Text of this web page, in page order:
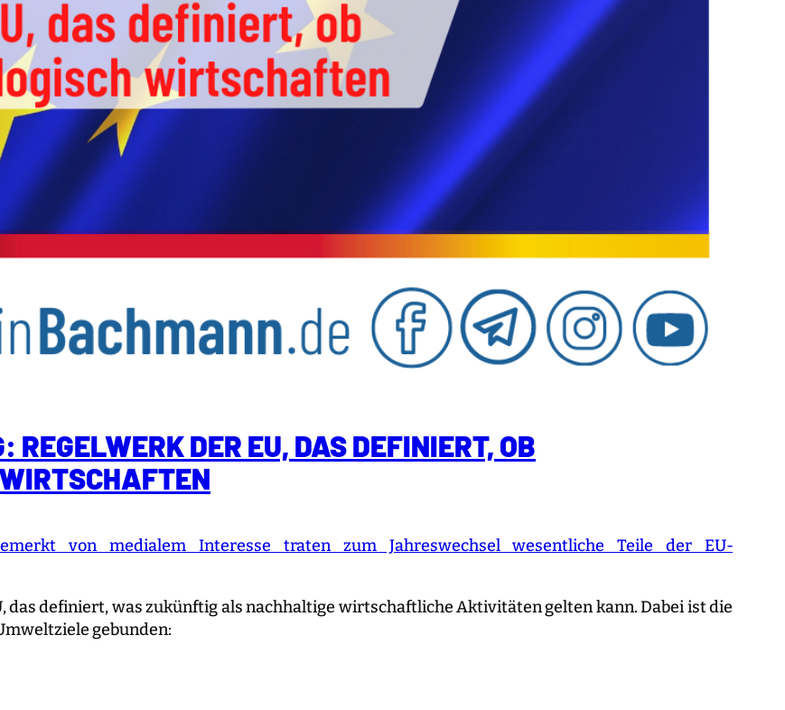
DER EU, DAS DEFINIERT, OB
von medialem Interesse traten zum Jahreswechsel wesentliche Teile der EU-
das definiert, was zukünftig als nachhaltige wirtschaftliche Aktivitäten gelten kann.Dabei ist die
gebunden: